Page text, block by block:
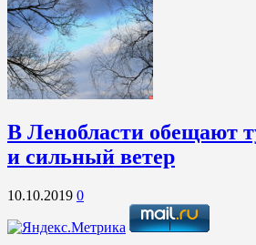
В Ленобласти обещают
и сильный ветер
10.10.2019 0